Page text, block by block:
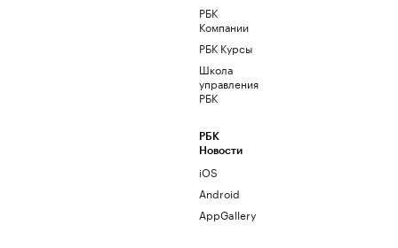
РБК
Компании
РБК Курсы
Школа
управления
РБК
РБК
Новости
iOS
Android
AppGallery